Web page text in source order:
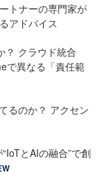
トナーの専門家が
アドバイス
？ クラウド統合
で異なる「責任範
るのか？ アクセン
とAIの融合”で創